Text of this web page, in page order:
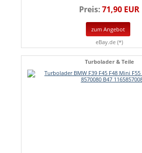
Preis:71,90 EUR
zum Angebot
eBay.de (*)
Turbolader & Teile